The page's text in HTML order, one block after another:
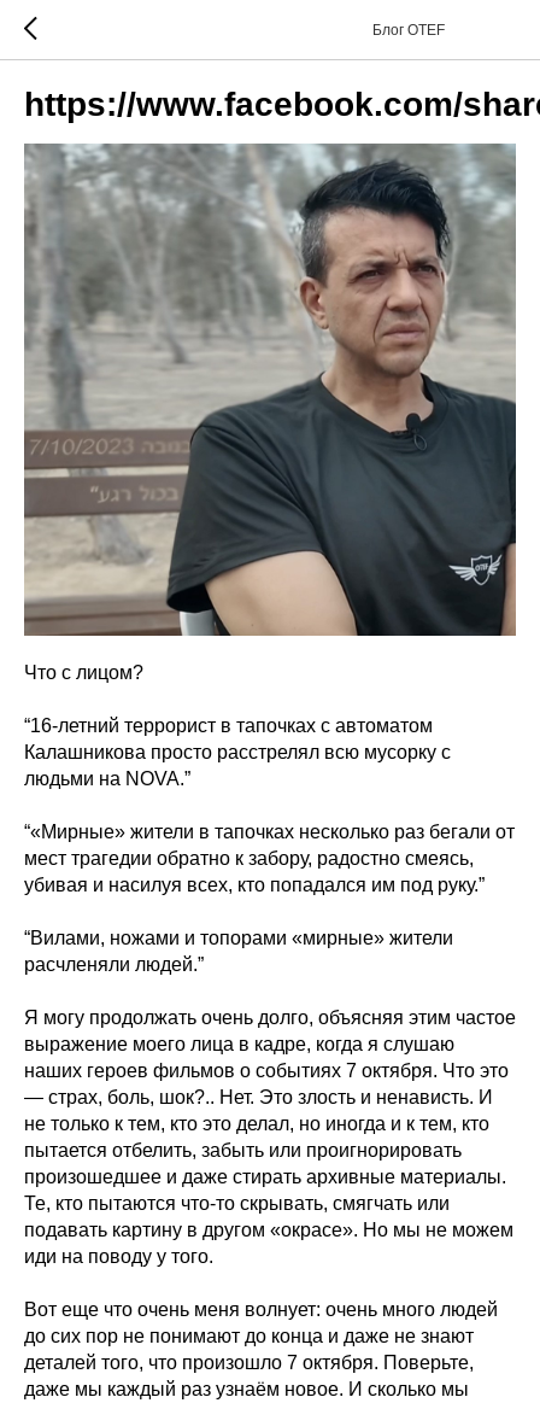
Блог OTEF
https://www.facebook.com/
Что с лицом?
“16-летний террорист в тапочках с автоматом
Калашникова просто расстрелял всю мусорку с
людьми на NOVA.”
“«Мирные» жители в тапочках несколько раз бегали от
мест трагедии обратно к забору, радостно смеясь,
убивая и насилуя всех, кто попадался им под руку.”
“Вилами, ножами и топорами «мирные» жители
расчленяли людей.”
Я могу продолжать очень долго, объясняя этим частое
выражение моего лица в кадре, когда я слушаю
наших героев фильмов о событиях 7 октября. Что это
— страх, боль, шок?.. Нет. Это злость и ненависть. И
не только к тем, кто это делал, но иногда и к тем, кто
пытается отбелить, забыть или проигнорировать
произошедшее и даже стирать архивные материалы.
Те, кто пытаются что-то скрывать, смягчать или
подавать картину в другом «окрасе». Но мы не можем
иди на поводу у того.
Вот еще что очень меня волнует: очень много людей
до сих пор не понимают до конца и даже не знают
деталей того, что произошло 7 октября. Поверьте,
даже мы каждый раз узнаём новое. И сколько мы